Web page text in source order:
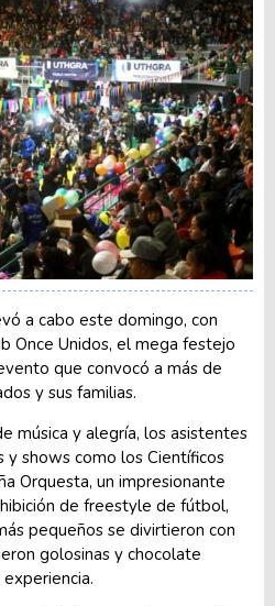
a cabo este domingo, con
Once Unidos, el mega festejo
que convocó a más de
y sus familias.
música y alegría, los asistentes
y shows como los Científicos
Orquesta, un impresionante
de freestyle de fútbol,
pequeños se divirtieron con
golosinas y chocolate